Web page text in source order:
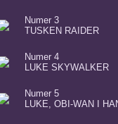
Numer 3
TUSKEN RAIDER
Numer 4
LUKE SKYWALKER
Numer 5
LUKE, OBI-WAN I